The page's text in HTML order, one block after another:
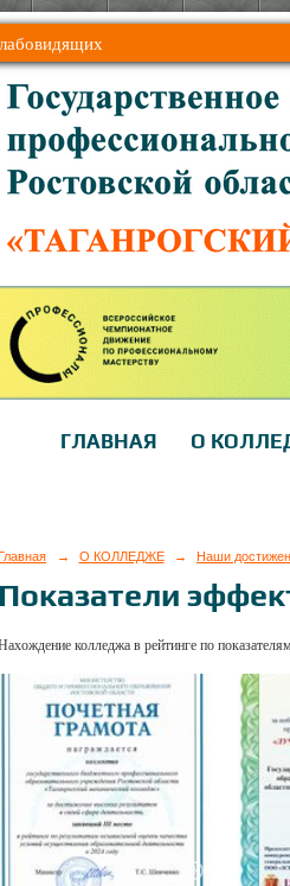
ГЛАВНАЯ О
Главная → О КОЛЛЕДЖЕ → Наши
Показатели
колледжа в рейтинге по